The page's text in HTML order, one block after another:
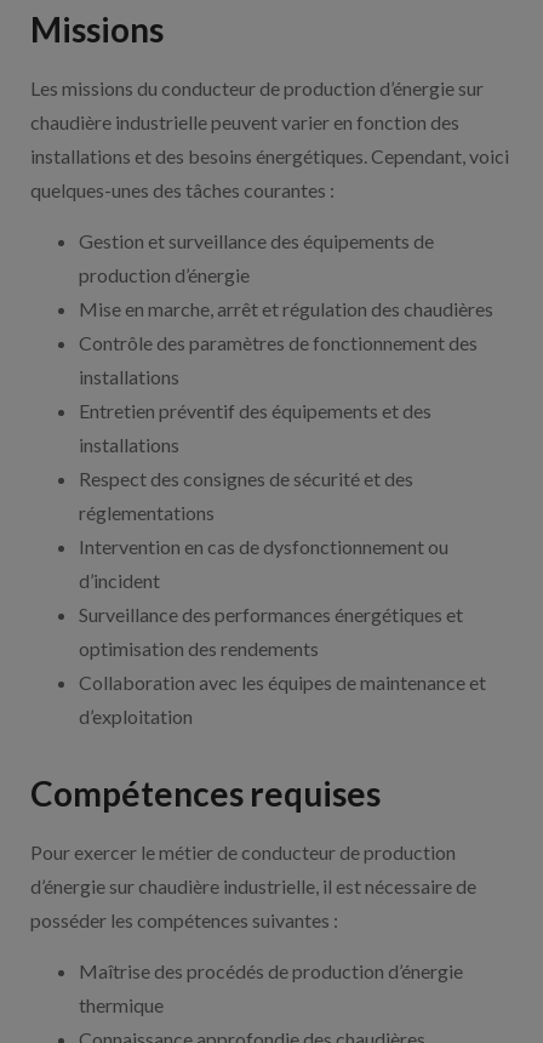
Missions
Les missions du conducteur de production d’énergie sur
chaudière industrielle peuvent varier en fonction des
installations et des besoins énergétiques. Cependant, voici
quelques-unes des tâches courantes :
Gestion et surveillance des équipements de
production d’énergie
Mise en marche, arrêt et régulation des chaudières
Contrôle des paramètres de fonctionnement des
installations
Entretien préventif des équipements et des
installations
Respect des consignes de sécurité et des
réglementations
Intervention en cas de dysfonctionnement ou
d’incident
Surveillance des performances énergétiques et
optimisation des rendements
Collaboration avec les équipes de maintenance et
d’exploitation
Compétences requises
Pour exercer le métier de conducteur de production
d’énergie sur chaudière industrielle, il est nécessaire de
posséder les compétences suivantes :
Maîtrise des procédés de production d’énergie
thermique
Connaissance approfondie des chaudières